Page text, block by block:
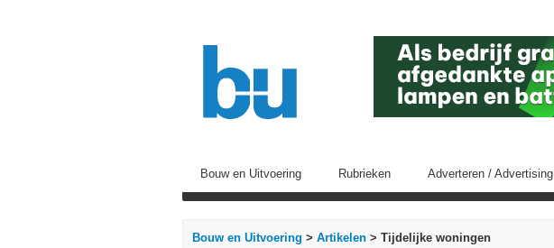
Bouw en Uitvoering Rubrieken Adverteren / Advertising
Bouw en Uitvoering > Artikelen > Tijdelijke woningen